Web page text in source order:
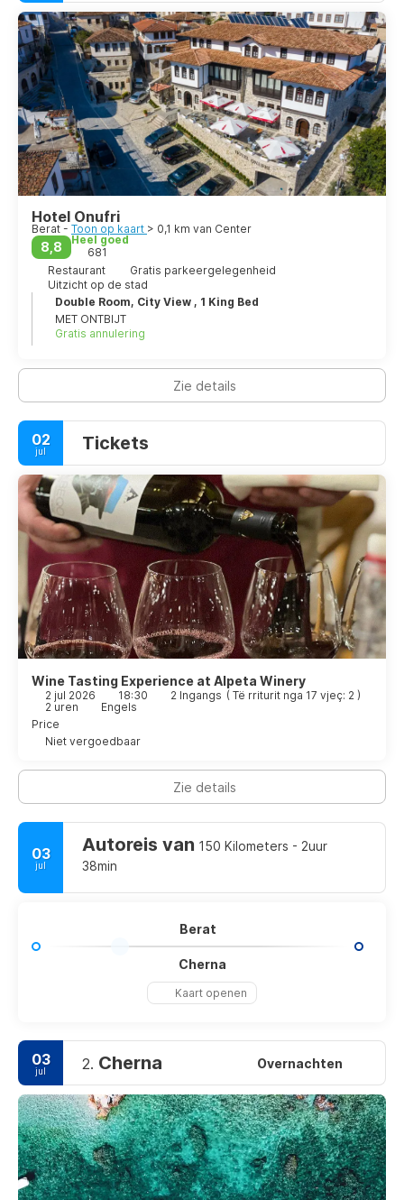
Geografisch gezien ligt Berat in het zuiden van het land,
omringd door bergen en heuvels, waaronder Tomorr in het
oosten, dat tot nationaal park is verklaard. De Osum-rivier
stroomt over een totale lengte van 161 kilometer (100 mijl)
door de stad voordat hij uitmondt in de Seman-rivier in de
Myzeqe-vlakte.
Hotel Onufri
Berat - Toon op kaart > 0,1 km van Center
8,8
Heel goed
681
Restaurant
Gratis parkeergelegenheid
Uitzicht op de stad
Double Room, City View , 1 King Bed
MET ONTBIJT
Gratis annulering
Zie details
02
jul Tickets
Wine Tasting Experience at Alpeta Winery
2 jul 2026 18:30 2 Ingangs ( Të rriturit nga 17 vjeç: 2 )
2 uren
Engels
Price
Niet vergoedbaar
Zie details
03
jul
Autoreis van 150 Kilometers - 2uur
38min
Berat
Cherna
Kaart openen
03
jul 2. Cherna Overnachten